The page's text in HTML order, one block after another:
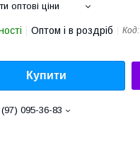
оптові ціни
Оптом і в роздріб Код:
Купити
095-36-83